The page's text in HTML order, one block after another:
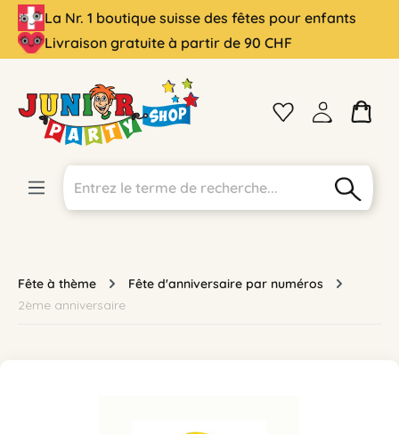
principal
La Nr. 1 boutique suisse des fêtes pour enfants
Livraison gratuite à partir de 90 CHF
Fête à thème
Fête d'anniversaire par numéros
2ème anniversaire